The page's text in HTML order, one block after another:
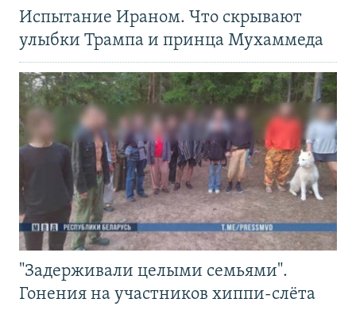
Испытание Ираном. Что скрывают
улыбки Трампа и принца Мухаммеда
"Задерживали целыми семьями".
Гонения на участников хиппи-слёта